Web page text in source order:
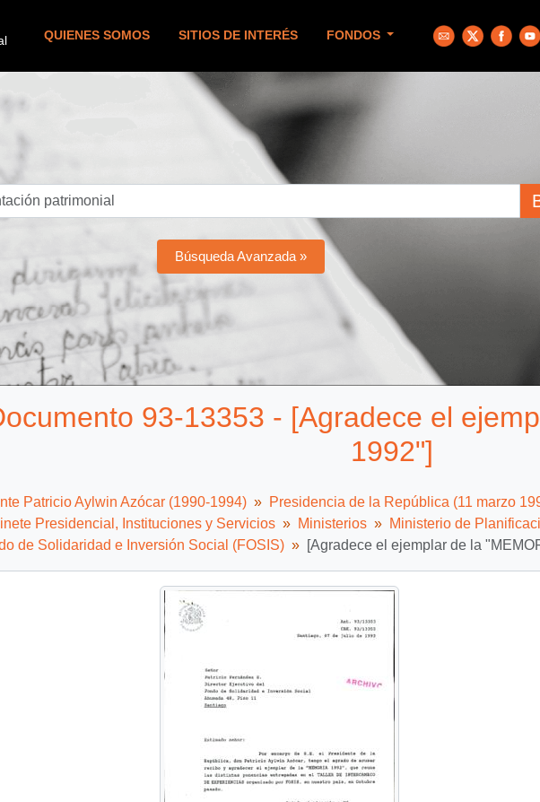
QUIENES SOMOS SITIOS DE INTERÉS FONDOS
Búsqueda Avanzada »
93-13353 - [Agradece el
1992"]
Patricio Aylwin Azócar (1990-1994)
Presidencia de la República (11 marzo
Presidencial, Instituciones y Servicios
Ministerios
Ministerio de
de Solidaridad e Inversión Social (FOSIS)
[Agradece el ejemplar de la